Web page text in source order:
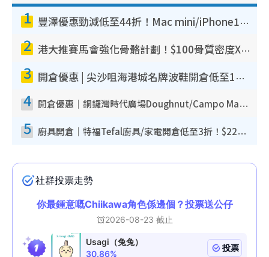
1 豐澤優惠勁減低至44折！Mac mini/iPhone17Pro大減價！廚房家電$220起
2 港大推賽馬會強化骨骼計劃！$100骨質密度X光檢查 完成免費運動訓練送超市禮券！附參加資格
3 開倉優惠 | 尖沙咀海港城名牌波鞋開倉低至1折！On鞋$899起／Joy&Peace鞋履$98起
4 開倉優惠｜銅鑼灣時代廣場Doughnut/Campo Marzio開倉低至1折！背囊、書包、手袋劈價$200起
5 廚具開倉｜特福Tefal廚具/家電開倉低至3折！$220起買平底鍋/炒鑊/湯煲！電飯煲/吸塵機/燙斗$418起